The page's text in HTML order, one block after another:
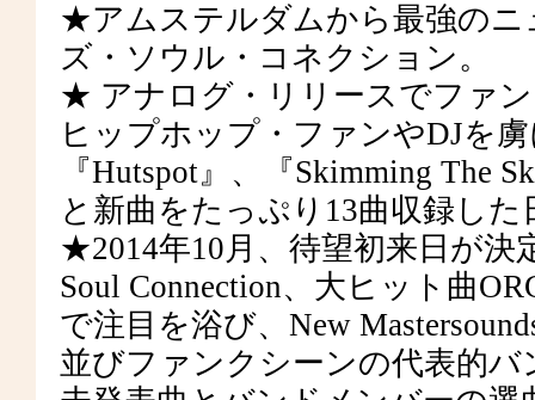
★アムステルダムから最強のニ
ズ・ソウル・コネクション。
★ アナログ・リリースでファ
ヒップホップ・ファンやDJを
『Hutspot』、『Skimming The
と新曲をたっぷり13曲収録した
★2014年10月、待望初来日が決
Soul Connection、大ヒット曲
で注目を浴び、New
並びファンクシーンの代表的